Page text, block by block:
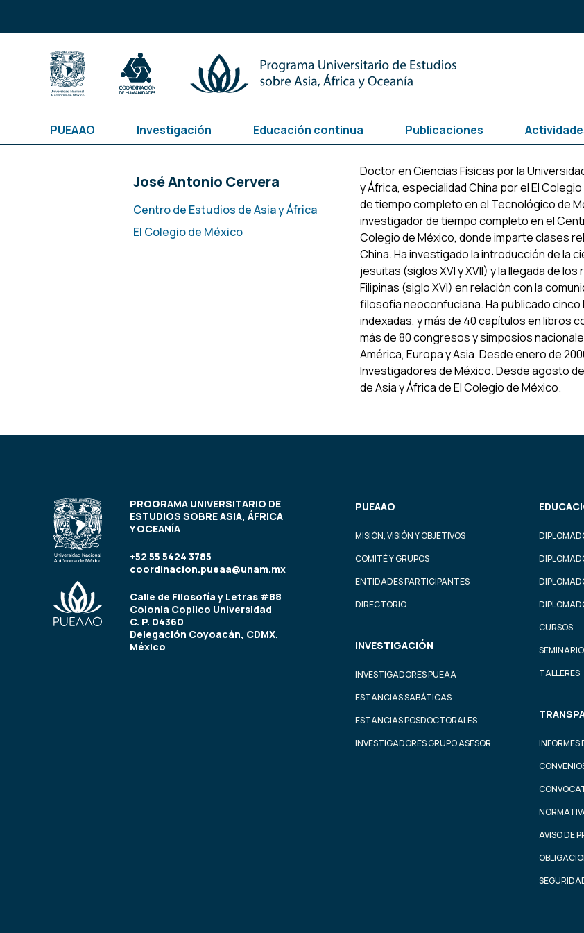
PUEAAO Investigación Educación continua Publicaciones
José Antonio Cervera
Centro de Estudios de Asia y África
El Colegio de México
Doctor en Ciencias Físicas por la
y África, especialidad China por el El
de tiempo completo en el Tecnológico de
investigador de tiempo completo en el
Colegio de México, donde imparte clases
China. Ha investigado la introducción de la
jesuitas (siglos XVI y XVII) y la llegada de
Filipinas (siglo XVI) en relación con la
filosofía neoconfuciana. Ha publicado
indexadas, y más de 40 capítulos en libros
más de 80 congresos y simposios
América, Europa y Asia. Desde enero de
Investigadores de México. Desde agosto
de Asia y África de El Colegio de México.
PROGRAMA UNIVERSITARIO DE
ESTUDIOS SOBRE ASIA, ÁFRICA
Y OCEANÍA
+52 55 5424 3785
coordinacion.pueaa@unam.mx
Calle de Filosofía y Letras #88
Colonia Copilco Universidad
C. P. 04360
Delegación Coyoacán, CDMX,
México
PUEAAO
MISIÓN, VISIÓN Y OBJETIVOS
COMITÉ Y GRUPOS
ENTIDADES PARTICIPANTES
DIRECTORIO
INVESTIGACIÓN
INVESTIGADORES PUEAA
ESTANCIAS SABÁTICAS
ESTANCIAS POSDOCTORALES
INVESTIGADORES GRUPO ASESOR
CURSOS
TALLERES
INFORMES
AVISO DE